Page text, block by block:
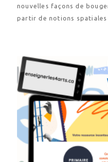
nouvelles façons de
partir de notions